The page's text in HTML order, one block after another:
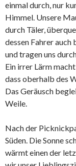
einmal durch, nur
Himmel. Unsere
durch Täler,
dessen Fahrer
und tragen uns
Ein irrer Lärm
dass oberhalb des
Das Geräusch
Weile.
Nach der
Süden. Die Sonne
wärmt einen der